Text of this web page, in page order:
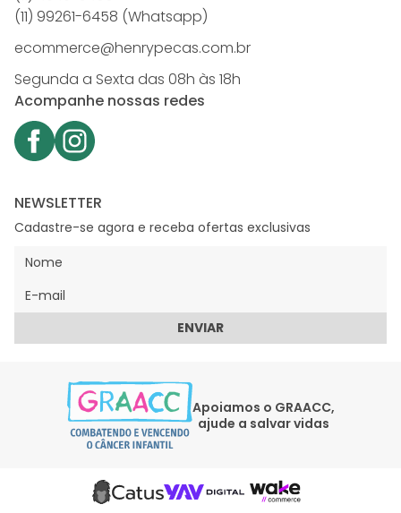
(11) 99261-6458 (Whatsapp)
ecommerce@henrypecas.com.br
Segunda a Sexta das 08h às 18h
Acompanhe nossas redes
NEWSLETTER
Cadastre-se agora e receba ofertas exclusivas
ENVIAR
Apoiamos o GRAACC,
ajude a salvar vidas